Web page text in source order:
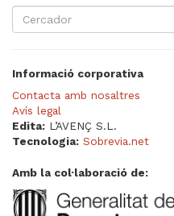
Informació corporativa
Contacta amb nosaltres
Avís legal
Edita: L’AVENÇ S.L.
Tecnologia: Sobrevia.net
Amb la col·laboració de: